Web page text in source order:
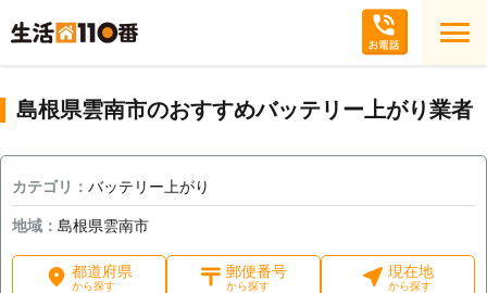
島根県雲南市のおすすめバッテリー上がり業者
カテゴリ： バッテリー上がり
地域： 島根県雲南市
都道府県
から探す
郵便番号
から探す
現在地
から探す